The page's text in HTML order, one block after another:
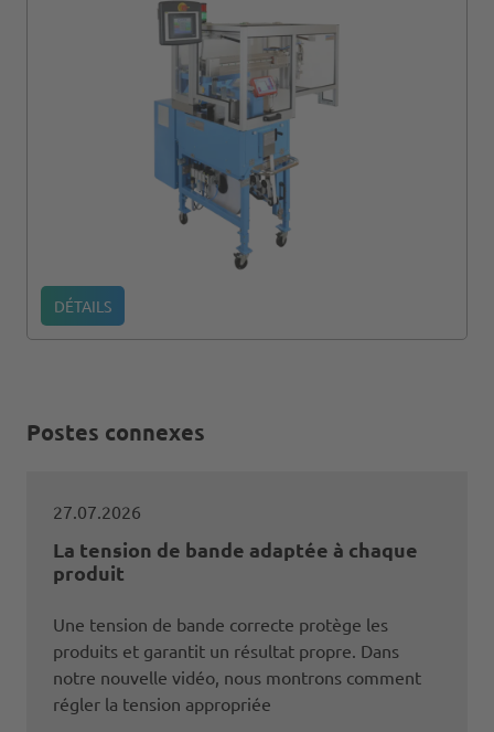
DÉTAILS
Postes connexes
27.07.2026
La tension de bande adaptée à chaque
produit
Une tension de bande correcte protège les
produits et garantit un résultat propre. Dans
notre nouvelle vidéo, nous montrons comment
régler la tension appropriée